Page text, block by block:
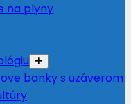
na plyny
banky s uzáverom